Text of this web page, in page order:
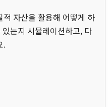
자산을 활용해 어떻게 하
는지 시뮬레이션하고, 다
.